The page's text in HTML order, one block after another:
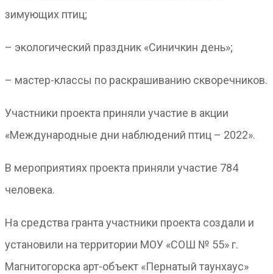
зимующих птиц;
– экологический праздник «Синичкин день»;
– мастер-классы по раскрашиванию скворечников.
Участники проекта приняли участие в акции
«Международные дни наблюдений птиц – 2022».
В мероприятиях проекта приняли участие 784
человека.
На средства гранта участники проекта создали и
установили на территории МОУ «СОШ № 55» г.
Магнитогорска арт-объект «Пернатый таунхаус»